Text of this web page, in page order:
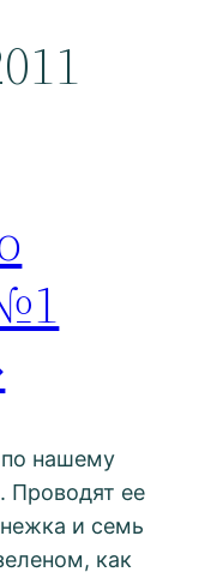
по нашему
ее
и семь
как